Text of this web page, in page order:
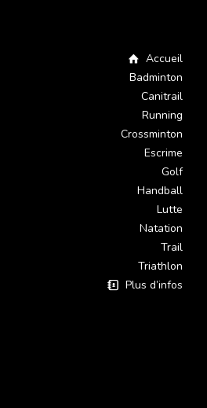
Accueil
Badminton
Canitrail
Running
Crossminton
Escrime
Golf
Handball
Lutte
Natation
Trail
Triathlon
Plus d’infos